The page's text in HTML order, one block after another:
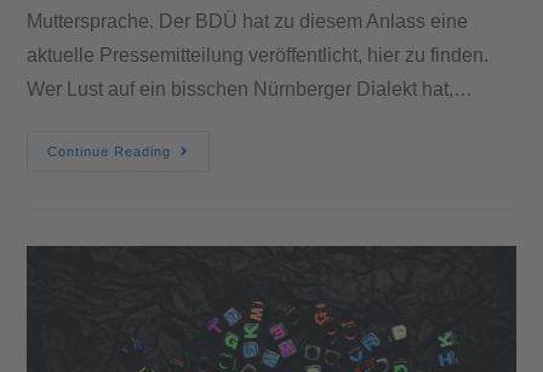
Muttersprache. Der BDÜ hat zu diesem Anlass eine
aktuelle Pressemitteilung veröffentlicht, hier zu finden.
Wer Lust auf ein bisschen Nürnberger Dialekt hat,…
Continue Reading